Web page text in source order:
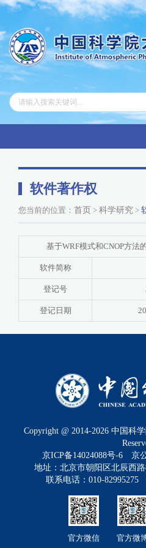
软件著作权
您当前的位置： 首页 > 科学研究 >
基于WRF模式和CNOP方法
软件简称
登记号
登记日期
Copyright @ 2014-2026 中国科
京ICP备14024088号-6
京
地址：北京市朝阳区北辰西
联系电话：010-82995275
官方微信 官方微